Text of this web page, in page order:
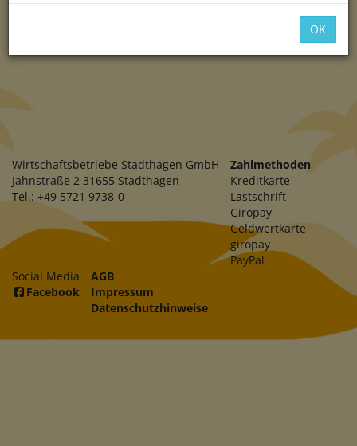
Wirtschaftsbetriebe Stadthagen GmbH
Jahnstraße 2 31655 Stadthagen
Tel.: +49 5721 9738-0
Zahlmethoden
Kreditkarte
Lastschrift
Giropay
Geldwertkarte
giropay
PayPal
Social Media
Facebook
AGB
Impressum
Datenschutzhinweise
OK